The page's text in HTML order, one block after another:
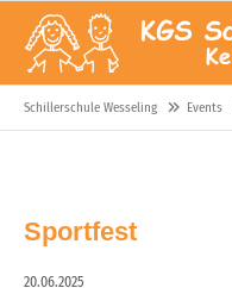
Schillerschule Wesseling Events
Sportfest
20.06.2025